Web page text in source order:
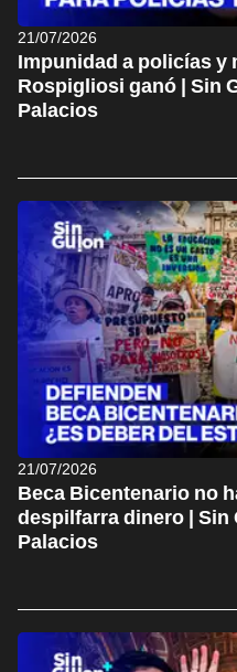
21/07/2026
Impunidad a policías y
Rospigliosi ganó | Sin
Palacios
21/07/2026
Beca Bicentenario no
despilfarra dinero | Sin
Palacios